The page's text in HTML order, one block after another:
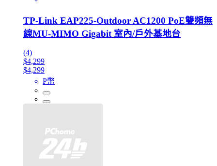
TP-Link EAP225-Outdoor AC1200 PoE雙頻無
線MU-MIMO Gigabit 室內/戶外基地台
(4)
$4,299
$4,299
P幣